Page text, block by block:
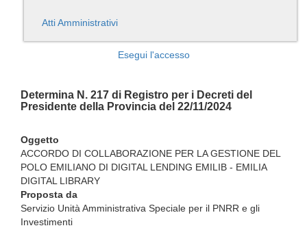
Atti Amministrativi
Esegui l'accesso
Determina N. 217 di Registro per i Decreti del
Presidente della Provincia del 22/11/2024
Oggetto
ACCORDO DI COLLABORAZIONE PER LA GESTIONE DEL
POLO EMILIANO DI DIGITAL LENDING EMILIB - EMILIA
DIGITAL LIBRARY
Proposta da
Servizio Unità Amministrativa Speciale per il PNRR e gli
Investimenti